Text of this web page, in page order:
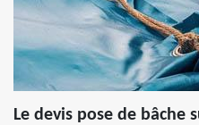
Le devis pose de bâche